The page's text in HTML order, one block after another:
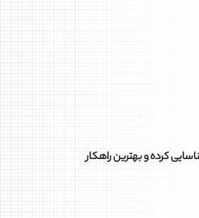
کرده و بهترین راهکار